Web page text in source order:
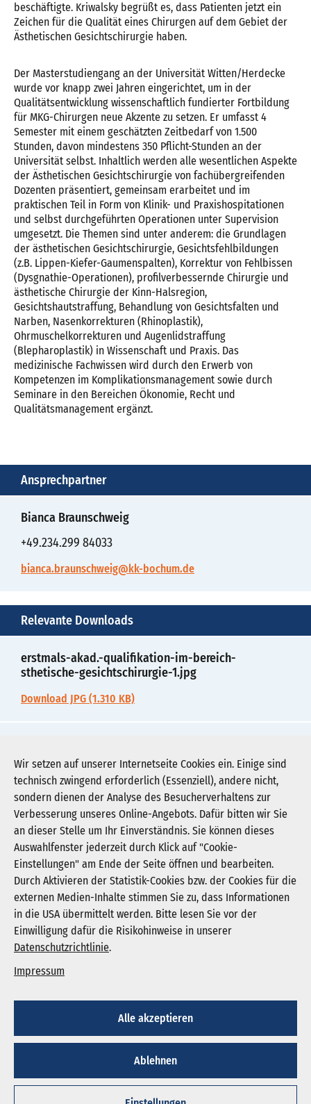
Wir setzen auf unserer Internetseite Cookies ein. Einige sind
technisch zwingend erforderlich (Essenziell), andere nicht,
sondern dienen der Analyse des Besucherverhaltens zur
Verbesserung unseres Online-Angebots. Dafür bitten wir Sie
an dieser Stelle um Ihr Einverständnis. Sie können dieses
Auswahlfenster jederzeit durch Klick auf "Cookie-
Einstellungen" am Ende der Seite öffnen und bearbeiten.
Durch Aktivieren der Statistik-Cookies bzw. der Cookies für die
externen Medien-Inhalte stimmen Sie zu, dass Informationen
in die USA übermittelt werden. Bitte lesen Sie vor der
Einwilligung dafür die Risikohinweise in unserer
Datenschutzrichtlinie.
Impressum
Alle akzeptieren
Ablehnen
beschäftigte. Kriwalsky begrüßt es, dass Patienten jetzt ein
Zeichen für die Qualität eines Chirurgen auf dem Gebiet der
Ästhetischen Gesichtschirurgie haben.
Der Masterstudiengang an der Universität Witten/Herdecke
wurde vor knapp zwei Jahren eingerichtet, um in der
Qualitätsentwicklung wissenschaftlich fundierter Fortbildung
für MKG-Chirurgen neue Akzente zu setzen. Er umfasst 4
Semester mit einem geschätzten Zeitbedarf von 1.500
Stunden, davon mindestens 350 Pflicht-Stunden an der
Universität selbst. Inhaltlich werden alle wesentlichen Aspekte
der Ästhetischen Gesichtschirurgie von fachübergreifenden
Dozenten präsentiert, gemeinsam erarbeitet und im
praktischen Teil in Form von Klinik- und Praxishospitationen
und selbst durchgeführten Operationen unter Supervision
umgesetzt. Die Themen sind unter anderem: die Grundlagen
der ästhetischen Gesichtschirurgie, Gesichtsfehlbildungen
(z.B. Lippen-Kiefer-Gaumenspalten), Korrektur von Fehlbissen
(Dysgnathie-Operationen), profilverbessernde Chirurgie und
ästhetische Chirurgie der Kinn-Halsregion,
Gesichtshautstraffung, Behandlung von Gesichtsfalten und
Narben, Nasenkorrekturen (Rhinoplastik),
Ohrmuschelkorrekturen und Augenlidstraffung
(Blepharoplastik) in Wissenschaft und Praxis. Das
medizinische Fachwissen wird durch den Erwerb von
Kompetenzen im Komplikationsmanagement sowie durch
Seminare in den Bereichen Ökonomie, Recht und
Qualitätsmanagement ergänzt.
Ansprechpartner
Bianca Braunschweig
+49.234.299 84033
bianca.braunschweig@kk-bochum.de
Relevante Downloads
erstmals-akad.-qualifikation-im-bereich-
sthetische-gesichtschirurgie-1.jpg
Download JPG (1.310 KB)
sthetische-gesichtschirurgie-2.pdf
Download PDF (58 KB)
Newsletter abonnieren
Registrieren
KGNW - Krankenhausgesellschaft Nordrhein-
Westfalen e. V.
Humboldtstraße 31,
© 2026
Impressum
Datenschutz
Cookie-Einstellungen